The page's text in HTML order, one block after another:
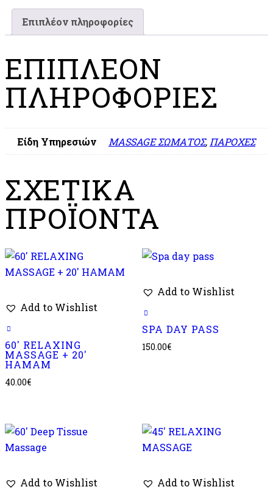
Επιπλέον πληροφορίες
ΕΠΙΠΛΈΟΝ
ΠΛΗΡΟΦΟΡΊΕΣ
Είδη Υπηρεσιών MASSAGE ΣΩΜΑΤΟΣ, ΠΑΡΟΧΕΣ
ΣΧΕΤΙΚΆ
ΠΡΟΪΌΝΤΑ
Add to Wishlist
60′ RELAXING
MASSAGE + 20′
HAMAM
40.00€
Add to Wishlist
SPA DAY PASS
150.00€
Add to Wishlist Add to Wishlist